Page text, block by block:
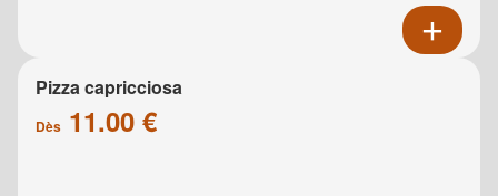
Pizza capricciosa
Dès 11.00 €